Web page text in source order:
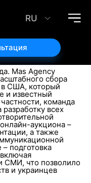
RU
в Нью-
Mas Agency
сбора
в США, который
и известный
команда
всех
аукциона –
а также
подготовка
СМИ, что позволило
и украинцев